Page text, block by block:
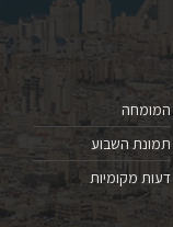
המומחה
תמונת השבוע
דעות מקומיות